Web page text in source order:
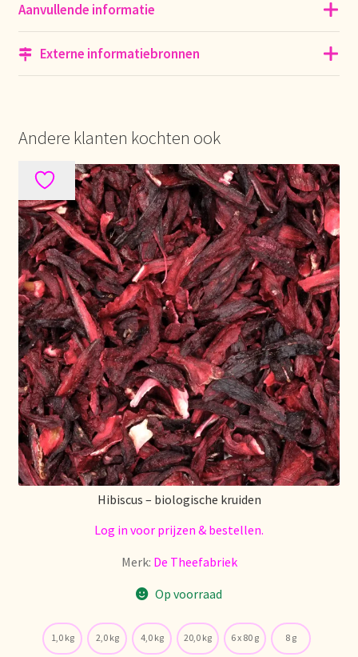
Ordering and delivery time
Organic certificates
Pagos y descuentos
Paiement et réductions
Payment and discounts
Pedidos y plazos de entrega
Personal Branding
Personal Branding
Personal Branding
Política de precios
Politique tarifaire
Pricing policy
Aanvullende informatie
Externe informatiebronnen
Andere klanten kochten ook
Hibiscus – biologische kruiden
Log in voor prijzen & bestellen.
Merk: De Theefabriek
Op voorraad
1,0 kg 2,0 kg 4,0 kg 20,0 kg 6 x 80 g 8 g